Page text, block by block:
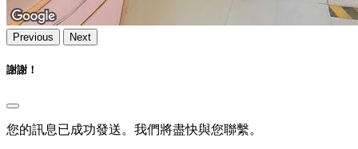
Previous Next
謝謝！
您的訊息已成功發送。我們將盡快與您聯繫。